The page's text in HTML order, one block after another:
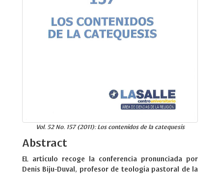
Vol. 52 No. 157 (2011): Los contenidos de la catequesis
Abstract
EL artículo recoge la conferencia pronunciada por
Denis Biju-Duval, profesor de teología pastoral de la